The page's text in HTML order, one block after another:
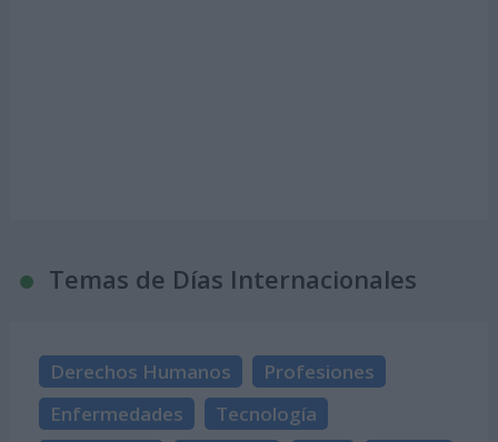
Temas de Días Internacionales
Derechos Humanos
Profesiones
Enfermedades
Tecnología